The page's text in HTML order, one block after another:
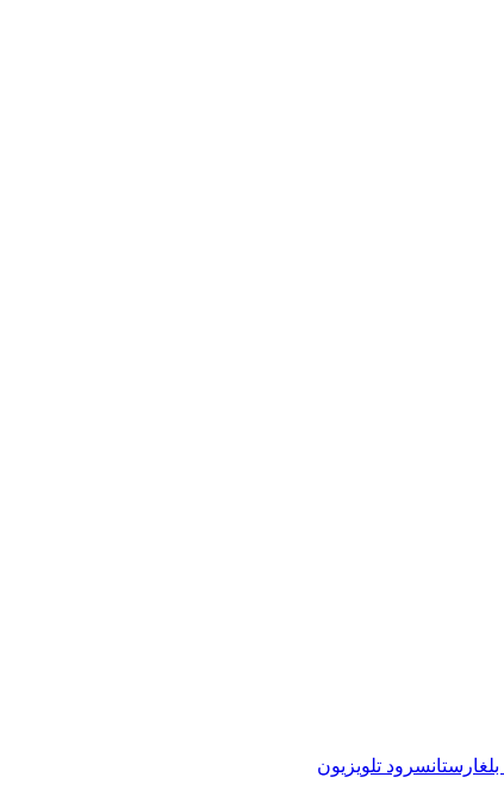
سرود تلویزیون